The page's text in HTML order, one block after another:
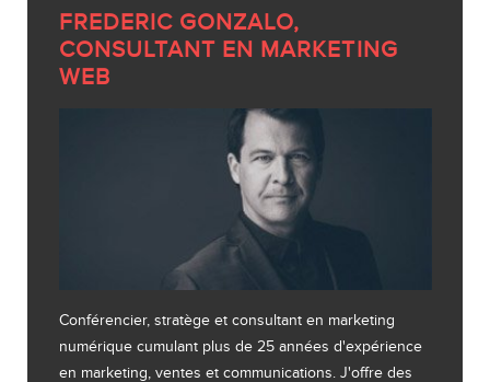
FREDERIC GONZALO,
CONSULTANT EN MARKETING
WEB
Conférencier, stratège et consultant en marketing
numérique cumulant plus de 25 années d'expérience
en marketing, ventes et communications. J'offre des